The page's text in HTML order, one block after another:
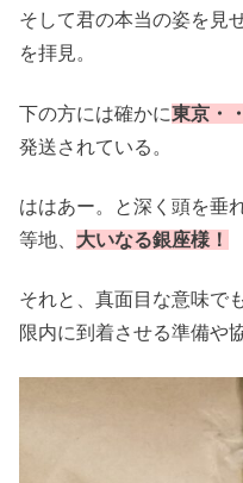
そして君の本当の姿を見
を拝見。
下の方には確かに東京・
発送されている。
ははあー。と深く頭を垂
等地、 大いなる銀座様！
それと、真面目な意味で
限内に到着させる準備や